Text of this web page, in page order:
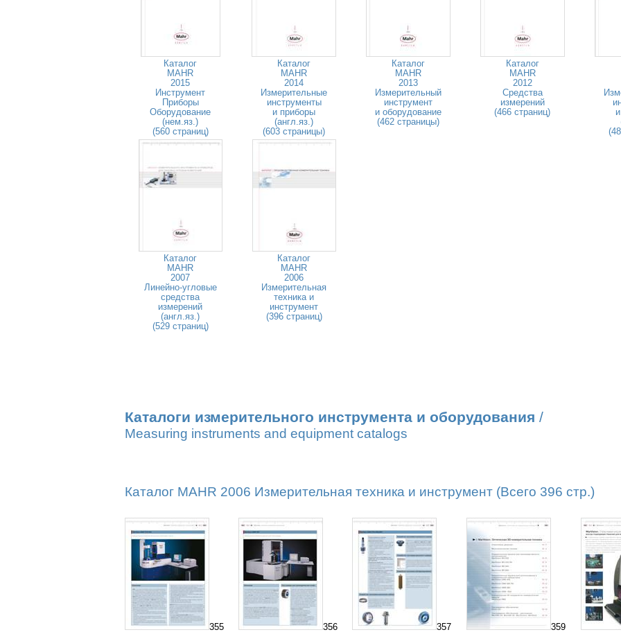
Каталог
MAHR
2015
Инструмент
Приборы
Оборудование
(нем.яз.)
(560 страниц)
Каталог
MAHR
2014
Измерительные
инструменты
и приборы
(англ.яз.)
(603 страницы)
Каталог
MAHR
2013
Измерительный
инструмент
и оборудование
(462 страницы)
Каталог
MAHR
2012
Средства
измерений
(466 страниц)
Каталог
MAHR
2007
Линейно-угловые
средства
измерений
(англ.яз.)
(529 страниц)
Каталог
MAHR
2006
Измерительная
техника и
инструмент
(396 страниц)
Каталоги измерительного инструмента и оборудования /
Measuring instruments and equipment catalogs
Каталог MAHR 2006 Измерительная техника и инструмент (Всего 396 стр.)
355 356 357 359